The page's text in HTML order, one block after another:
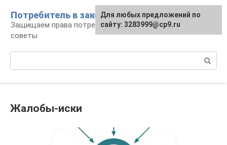
контенту
Потребитель в законе
Защищаем права потребителя: документы и
советы
Жалобы-иски
Для любых предложений по
сайту: 3283999@cp9.ru